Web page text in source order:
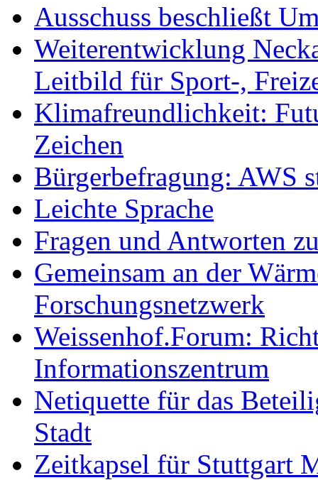
Ausschuss beschließt
Weiterentwicklung
Leitbild für Sport-,
Klimafreundlichkeit:
Zeichen
Bürgerbefragung: AWS
Leichte Sprache
Fragen und Antworten
Gemeinsam an der
Forschungsnetzwerk
Weissenhof.Forum:
Informationszentrum
Netiquette für das
Stadt
Zeitkapsel für Stuttgart